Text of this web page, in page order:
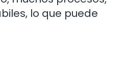
lo que puede